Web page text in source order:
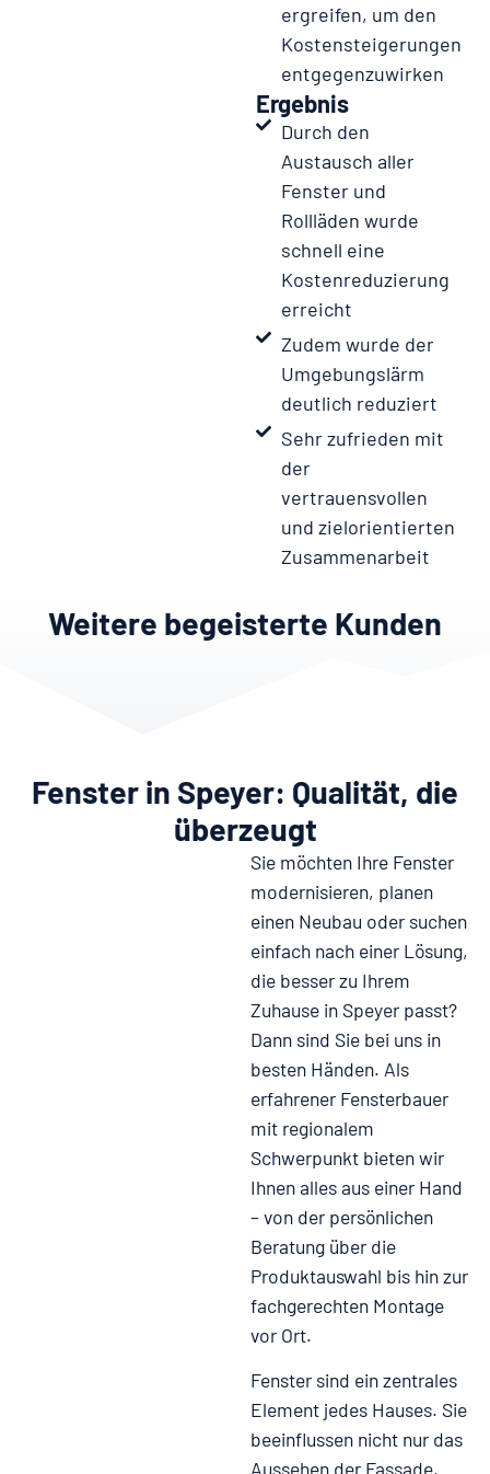
ergreifen, um den
Kostensteigerungen
entgegenzuwirken
Ergebnis
Durch den
Austausch aller
Fenster und
Rollläden wurde
schnell eine
Kostenreduzierung
erreicht
Zudem wurde der
Umgebungslärm
deutlich reduziert
Sehr zufrieden mit
der
vertrauensvollen
und zielorientierten
Zusammenarbeit
Weitere begeisterte Kunden
Fenster in Speyer: Qualität, die
überzeugt
Sie möchten Ihre Fenster
modernisieren, planen
einen Neubau oder suchen
einfach nach einer Lösung,
die besser zu Ihrem
Zuhause in Speyer passt?
Dann sind Sie bei uns in
besten Händen. Als
erfahrener Fensterbauer
mit regionalem
Schwerpunkt bieten wir
Ihnen alles aus einer Hand
– von der persönlichen
Beratung über die
Produktauswahl bis hin zur
fachgerechten Montage
vor Ort.
Fenster sind ein zentrales
Element jedes Hauses. Sie
beeinflussen nicht nur das
Aussehen der Fassade,